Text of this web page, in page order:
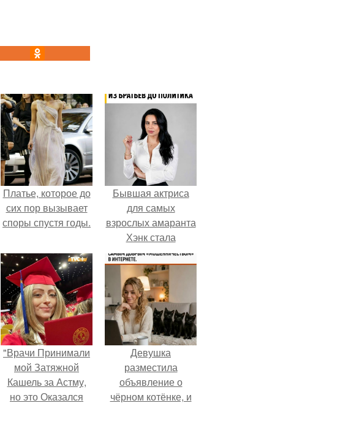
Платье, которое до
сих пор вызывает
споры спустя годы.
Бывшая актриса
для самых
взрослых амаранта
Хэнк стала
сенатором в
Колумбии.
"Врачи Принимали
мой Затяжной
Кашель за Астму,
но это Оказался
Девушка
разместила
объявление о
чёрном котёнке, и